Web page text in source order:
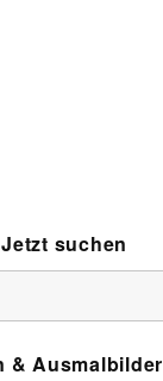
suchen
& Ausmalbilder